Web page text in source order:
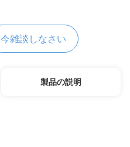
今雑談しなさい
製品の説明